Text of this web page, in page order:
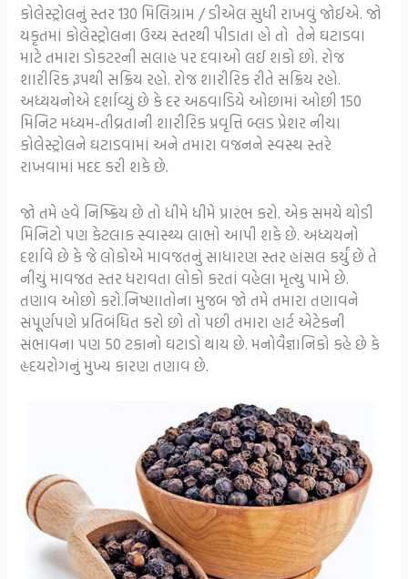
કોલેસ્ટ્રોલનું સ્તર 130 મિલિગ્રામ / ડીએલ સુધી રાખવું જોઈએ. જો
યકૃતમાં કોલેસ્ટ્રોલના ઉચ્ચ સ્તરથી પીડાતા હો તો તેને ઘટાડવા
માટે તમારા ડોકટરની સલાહ પર દવાઓ લઈ શકો છો. રોજ
શારીરિક રૂપથી સક્રિય રહો. રોજ શારીરિક રીતે સક્રિય રહો.
અધ્યયનોએ દર્શાવ્યું છે કે દર અઠવાડિયે ઓછામાં ઓછી 150
મિનિટ મધ્યમ-તીવ્રતાની શારીરિક પ્રવૃત્તિ બ્લડ પ્રેશર નીચા
કોલેસ્ટ્રોલને ઘટાડવામાં અને તમારા વજનને સ્વસ્થ સ્તરે
રાખવામાં મદદ કરી શકે છે.
જો તમે હવે નિષ્ક્રિય છે તો ધીમે ધીમે પ્રારંભ કરો. એક સમયે થોડી
મિનિટો પણ કેટલાક સ્વાસ્થ્ય લાભો આપી શકે છે. અધ્યયનો
દર્શાવે છે કે જે લોકોએ માવજતનું સાધારણ સ્તર હાંસલ કર્યું છે તે
નીચું માવજત સ્તર ધરાવતા લોકો કરતાં વહેલા મૃત્યુ પામે છે.
તણાવ ઓછો કરો.નિષ્ણાતોના મુજબ જો તમે તમારા તણાવને
સંપૂર્ણપણે પ્રતિબંધિત કરો છો તો પછી તમારા હાર્ટ એટેકની
સંભાવના પણ 50 ટકાનો ઘટાડો થાય છે. મનોવૈજ્ઞાનિકો કહે છે કે
હૃદયરોગનું મુખ્ય કારણ તણાવ છે.